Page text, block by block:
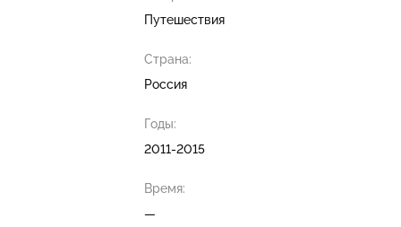
Путешествия
Страна:
Россия
Годы:
2011-2015
Время:
—